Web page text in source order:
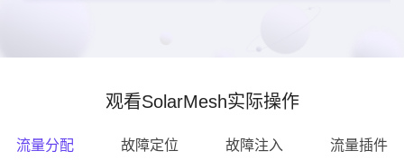
观看SolarMesh实际操作
流量分配 故障定位 故障注入 流量插件